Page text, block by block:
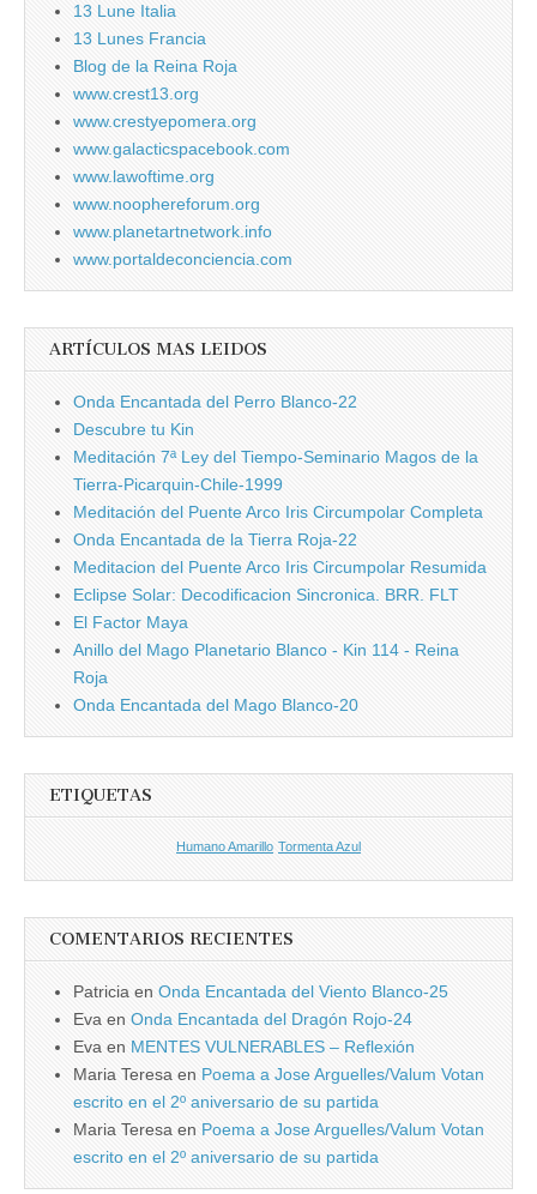
13 Lune Italia
13 Lunes Francia
Blog de la Reina Roja
www.crest13.org
www.crestyepomera.org
www.galacticspacebook.com
www.lawoftime.org
www.noophereforum.org
www.planetartnetwork.info
www.portaldeconciencia.com
ARTÍCULOS MAS LEIDOS
Onda Encantada del Perro Blanco-22
Descubre tu Kin
Meditación 7ª Ley del Tiempo-Seminario Magos de la
Tierra-Picarquin-Chile-1999
Meditación del Puente Arco Iris Circumpolar Completa
Onda Encantada de la Tierra Roja-22
Meditacion del Puente Arco Iris Circumpolar Resumida
Eclipse Solar: Decodificacion Sincronica. BRR. FLT
El Factor Maya
Anillo del Mago Planetario Blanco - Kin 114 - Reina
Roja
Onda Encantada del Mago Blanco-20
ETIQUETAS
Humano Amarillo Tormenta Azul
COMENTARIOS RECIENTES
Patricia en Onda Encantada del Viento Blanco-25
Eva en Onda Encantada del Dragón Rojo-24
Eva en MENTES VULNERABLES – Reflexión
Maria Teresa en Poema a Jose Arguelles/Valum Votan
escrito en el 2º aniversario de su partida
Maria Teresa en Poema a Jose Arguelles/Valum Votan
escrito en el 2º aniversario de su partida